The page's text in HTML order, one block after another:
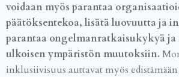
voidaan myös parantaa
päätöksentekoa, lisätä luovuutta ja
parantaa ongelmanratkaisukykyä ja
ulkoisen ympäristön muutoksiin.
inklusiivisuus auttavat myös